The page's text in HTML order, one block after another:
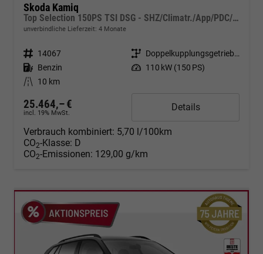
Skoda Kamiq
Top Selection 150PS TSI DSG - SHZ/Climatr./App/PDC/Alu/5J Garantie
unverbindliche Lieferzeit: 4 Monate
Fahrzeugnr. 14067 Getriebe
Doppelkupplungsgetriebe (DSG)
Kraftstoff Benzin Leistung 110 kW (150 PS)
Kilometerstand
10 km
25.464,– €
incl. 19% MwSt.
Details
Verbrauch kombiniert: 5,70 l/100km
CO2-Klasse: D
CO2-Emissionen: 129,00 g/km